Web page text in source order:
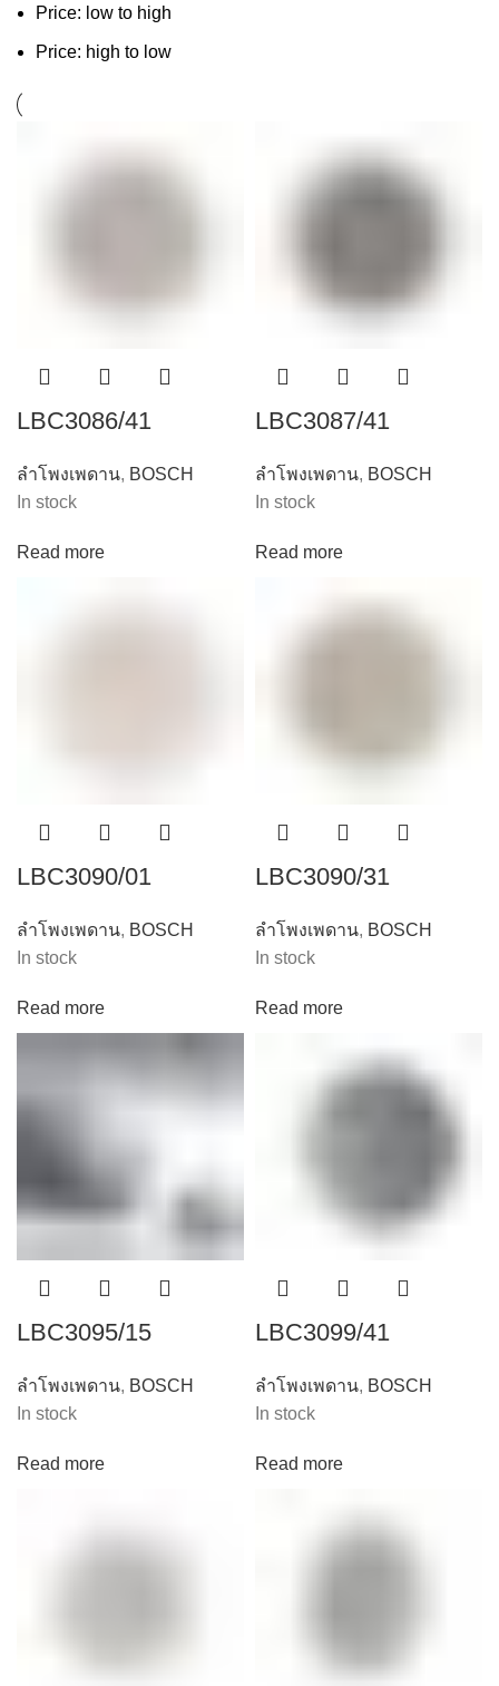
Price: low to high
Price: high to low
LBC3086/41
ลำโพงเพดาน, BOSCH
In stock
Read more
LBC3087/41
ลำโพงเพดาน, BOSCH
In stock
Read more
LBC3090/01
ลำโพงเพดาน, BOSCH
In stock
Read more
LBC3090/31
ลำโพงเพดาน, BOSCH
In stock
Read more
LBC3095/15
ลำโพงเพดาน, BOSCH
In stock
Read more
LBC3099/41
ลำโพงเพดาน, BOSCH
In stock
Read more